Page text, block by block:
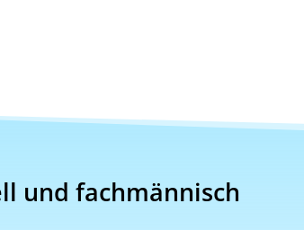
und fachmännisch